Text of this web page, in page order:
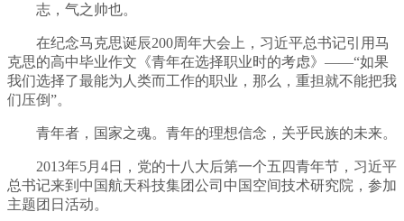
志，气之帅也。
在纪念马克思诞辰200周年大会上，习近平总书记引用马
克思的高中毕业作文《青年在选择职业时的考虑》——“如果
我们选择了最能为人类而工作的职业，那么，重担就不能把我
们压倒”。
青年者，国家之魂。青年的理想信念，关乎民族的未来。
2013年5月4日，党的十八大后第一个五四青年节，习近平
总书记来到中国航天科技集团公司中国空间技术研究院，参加
主题团日活动。